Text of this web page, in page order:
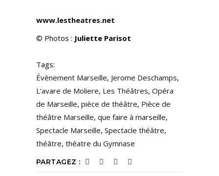
www.lestheatres.net
© Photos : Juliette Parisot
Tags:
Évènement Marseille, Jerome Deschamps,
L'avare de Moliere, Les Théâtres, Opéra
de Marseille, pièce de théâtre, Pièce de
théâtre Marseille, que faire à marseille,
Spectacle Marseille, Spectacle théâtre,
théâtre, théatre du Gymnase
PARTAGEZ :